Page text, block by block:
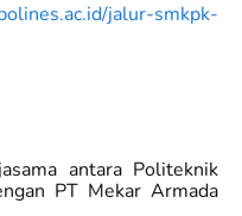
jalur-smkpk-
antara Politeknik
PT Mekar Armada